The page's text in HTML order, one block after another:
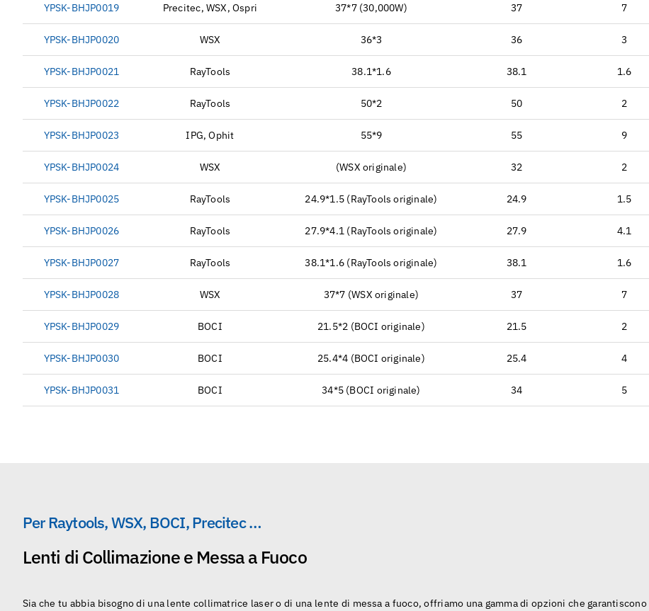
YPSK-BHJP0019 Precitec, WSX, Ospri 37*7 (30,000W) 37 7
YPSK-BHJP0020 WSX 36*3 36 3
YPSK-BHJP0021 RayTools 38.1*1.6 38.1 1.6
YPSK-BHJP0022 RayTools 50*2 50 2
YPSK-BHJP0023 IPG, Ophit 55*9 55 9
YPSK-BHJP0024 WSX (WSX originale) 32 2
YPSK-BHJP0025 RayTools 24.9*1.5 (RayTools originale) 24.9 1.5
YPSK-BHJP0026 RayTools 27.9*4.1 (RayTools originale) 27.9 4.1
YPSK-BHJP0027 RayTools 38.1*1.6 (RayTools originale) 38.1 1.6
YPSK-BHJP0028 WSX 37*7 (WSX originale) 37 7
YPSK-BHJP0029 BOCI 21.5*2 (BOCI originale) 21.5 2
YPSK-BHJP0030 BOCI 25.4*4 (BOCI originale) 25.4 4
YPSK-BHJP0031 BOCI 34*5 (BOCI originale) 34 5
Per Raytools, WSX, BOCI, Precitec …
Lenti di Collimazione e Messa a Fuoco
Sia che tu abbia bisogno di una lente collimatrice laser o di una lente di messa a fuoco, offriamo una gamma di opzioni che garantiscono